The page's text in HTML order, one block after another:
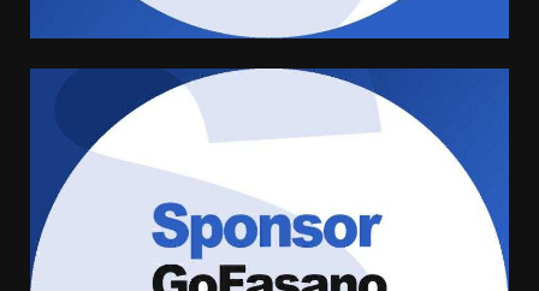
cittadinanza attiva: online
l’avviso per la gestione
condivisa della Villetta di
6 Agosto 2026 06:20
La magia del Minareto e la prima
assoluta de “L’Albergo
Belvedere. Il rapimento”